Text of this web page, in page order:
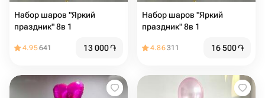
Набор шаров "Яркий
праздник" 8в 1
4.95641 13 000֏
Набор шаров "Яркий
праздник" 8в 1
4.86311 16 500֏